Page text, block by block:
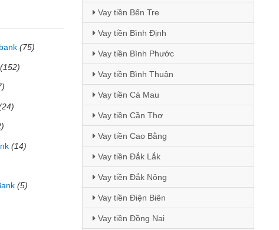
(75)
(152)
(14)
(5)
Vay tiền Bến Tre
Vay tiền Bình Định
Vay tiền Bình Phước
Vay tiền Bình Thuận
Vay tiền Cà Mau
Vay tiền Cần Thơ
Vay tiền Cao Bằng
Vay tiền Đắk Lắk
Vay tiền Đắk Nông
Vay tiền Điện Biên
Vay tiền Đồng Nai